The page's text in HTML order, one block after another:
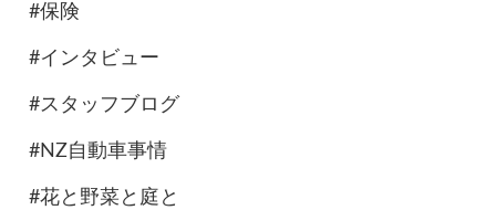
#保険
#インタビュー
#スタッフブログ
#NZ自動車事情
#花と野菜と庭と